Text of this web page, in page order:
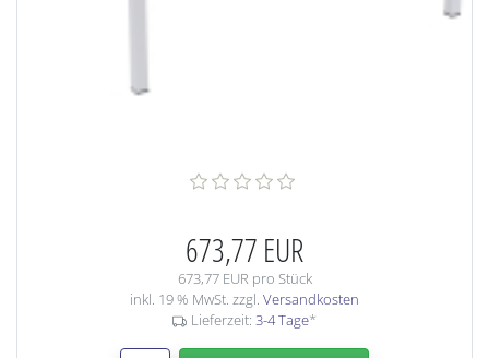
673,77 EUR
673,77 EUR pro Stück
inkl. 19 % MwSt. zzgl. Versandkosten
Lieferzeit: 3-4 Tage*